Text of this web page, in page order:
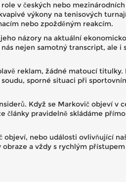
v českých nebo
výkony na tenisových
nebo zpožděným reakcím.
názory na aktuální
nejen samotný transcript, ale
reklam, žádné matoucí
sporné situaci při
Když se Markovič objeví
pravidelně skládáme
nebo události ovlivňující
a vždy s rychlým